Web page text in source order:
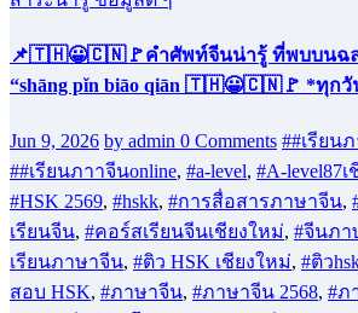
📌🇹🇭😀🇨🇳🚩คำศัพท์จีนน่ารู้ ที่พบบนฉล
“shāng pǐn biāo qiān 🇹🇭😀🇨🇳🚩 *ทุกวั
Jun 9, 2026 by admin 0 Comments ##เรียน
##เรียนภาาจีนonline, #a-level, #A-level87
#HSK 2569, #hskk, #การสื่อสารภาษาจีน,
เรียนจีน, #คอร์สเรียนจีนเชียงใหม่, #จีนภา
เรียนภาษาจีน, #ติว HSK เชียงใหม่, #ติว
สอบ HSK, #ภาษาจีน, #ภาษาจีน 2568, #ภ